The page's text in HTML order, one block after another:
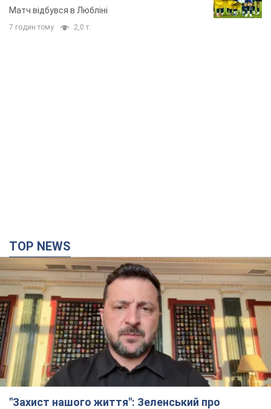
Матч відбувся в Любліні
7 годин тому 2,0 т.
TOP NEWS
"Захист нашого життя": Зеленський про